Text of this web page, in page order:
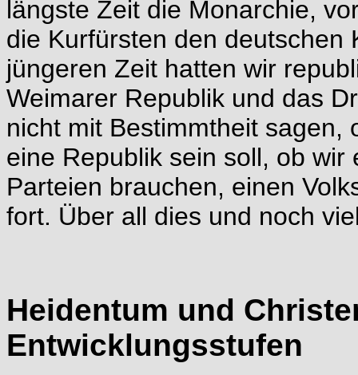
längste Zeit die Monarchie,
die Kurfürsten den deutschen
jüngeren Zeit hatten wir
Weimarer Republik und das
nicht mit Bestimmtheit sagen,
eine Republik sein soll, ob
Parteien brauchen, einen
fort. Über all dies und noch
Heidentum und
Entwicklungsstufen